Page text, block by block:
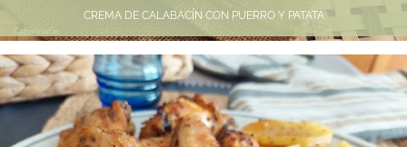
CREMA DE CALABACÍN CON PUERRO Y PATATA